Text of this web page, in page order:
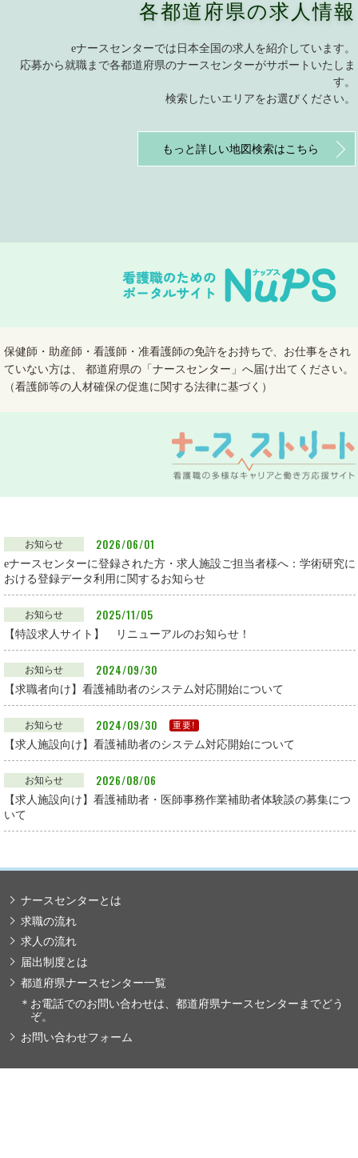
各都道府県の求人情報
eナースセンターでは日本全国の求人を紹介しています。
応募から就職まで各都道府県のナースセンターがサポートいたしま
す。
検索したいエリアをお選びください。
もっと詳しい地図検索はこちら
保健師・助産師・看護師・准看護師の免許をお持ちで、お仕事をされ
ていない方は、 都道府県の「ナースセンター」へ届け出てください。
（看護師等の人材確保の促進に関する法律に基づく）
お知らせ 2026/06/01
eナースセンターに登録された方・求人施設ご担当者様へ：学術研究に
おける登録データ利用に関するお知らせ
お知らせ 2025/11/05
【特設求人サイト】 リニューアルのお知らせ！
お知らせ 2024/09/30
【求職者向け】看護補助者のシステム対応開始について
お知らせ 2024/09/30 重要!
【求人施設向け】看護補助者のシステム対応開始について
お知らせ 2026/08/06
【求人施設向け】看護補助者・医師事務作業補助者体験談の募集につ
いて
ナースセンターとは
求職の流れ
求人の流れ
届出制度とは
都道府県ナースセンター一覧
＊ お電話でのお問い合わせは、都道府県ナースセンターまでどう
ぞ。
お問い合わせフォーム